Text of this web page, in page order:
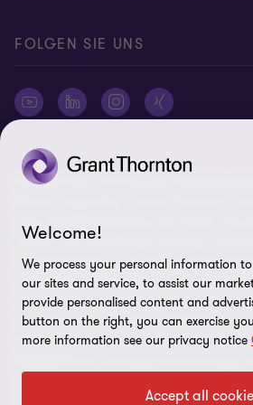
FOLGEN SIE UNS
© 2026 Grant Thornton AG
(„GTIL“), je nach Kontext eine oder
Steuerberatungs- und andere Beratungs-
„Leistungen“) für ihre Mandanten
AG Wirtschaftsprüfungsgesellschaft ist
von GTIL. GTIL und deren
Partnerschaft, sondern rechtlich
nicht tätige Dachorganisation erbringt
Welcome!
We process your personal information
our sites and service, to assist our
provide personalised content and
button on the right, you can exercise
more information see our privacy notice
Accept all